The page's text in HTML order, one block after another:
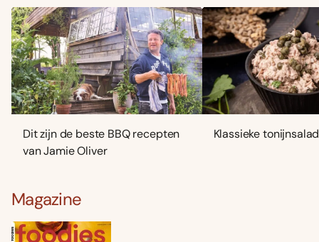
Dit zijn de beste BBQ recepten
van Jamie Oliver
Klassieke
Magazine